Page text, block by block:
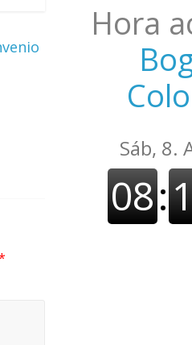
Hora